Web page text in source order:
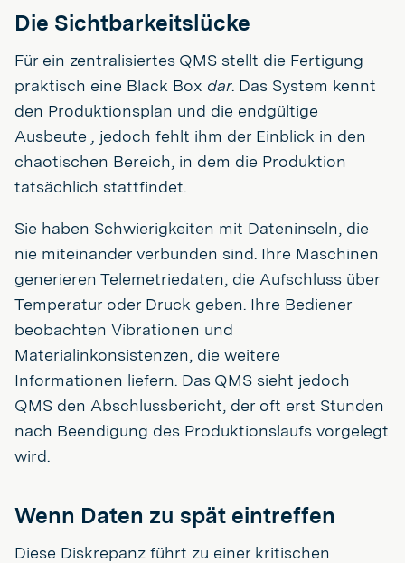
Die Sichtbarkeitslücke
Für ein zentralisiertes QMS stellt die Fertigung
praktisch eine Black Box dar. Das System kennt
den Produktionsplan und die endgültige
Ausbeute , jedoch fehlt ihm der Einblick in den
chaotischen Bereich, in dem die Produktion
tatsächlich stattfindet.
Sie haben Schwierigkeiten mit Dateninseln, die
nie miteinander verbunden sind. Ihre Maschinen
generieren Telemetriedaten, die Aufschluss über
Temperatur oder Druck geben. Ihre Bediener
beobachten Vibrationen und
Materialinkonsistenzen, die weitere
Informationen liefern. Das QMS sieht jedoch
QMS den Abschlussbericht, der oft erst Stunden
nach Beendigung des Produktionslaufs vorgelegt
wird.
Wenn Daten zu spät eintreffen
Diese Diskrepanz führt zu einer kritischen